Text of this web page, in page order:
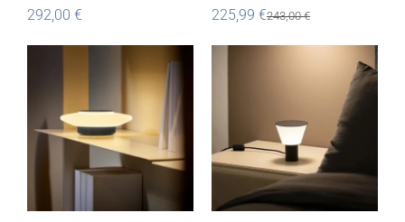
292,00 €
225,99 €243,00€